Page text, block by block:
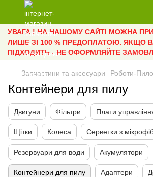
УВАГА ! НА НАШОМУ САЙТІ МОЖНА
ЛИШЕ ЗІ 100 % ПРЕДОПЛАТОЮ. ЯКЩО
ПІДХОДИТЬ - НЕ ОФОРМЛЯЙТЕ
Запчастини та аксесуари Роботи-
Контейнери для пилу
Двигуни Фільтри Плати
Щітки Колеса Серветки з
Резервуари для води Акумулятори
Контейнери для пилу Адаптери